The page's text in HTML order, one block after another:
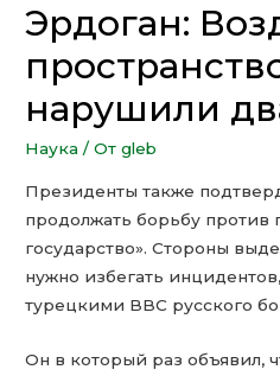
Эрдоган:
нарушили
Наука / От gleb
Президенты также
продолжать борьбу против
государство». Стороны
нужно избегать
турецкими ВВС русского
Он в который раз объявил,